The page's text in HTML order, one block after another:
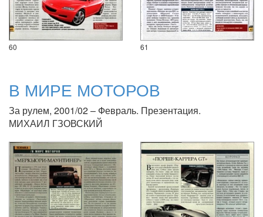
60 61
В МИРЕ МОТОРОВ
За рулем, 2001/02 – Февраль. Презентация.
МИХАИЛ ГЗОВСКИЙ